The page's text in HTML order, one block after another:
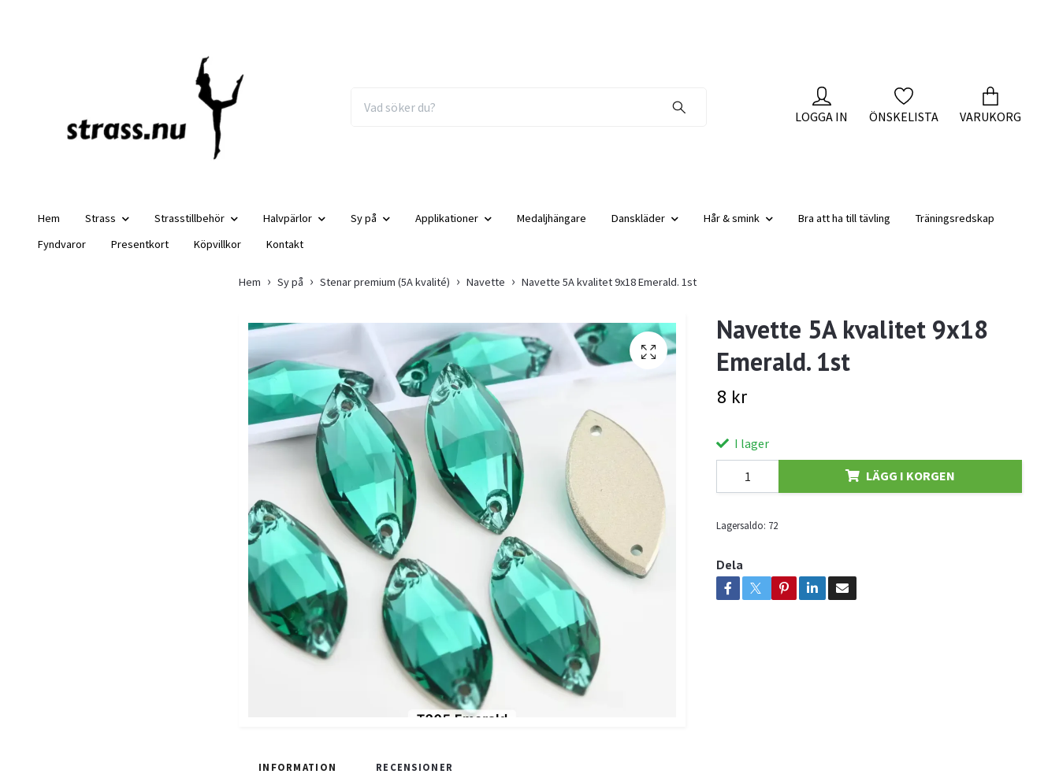
LOGGA IN ÖNSKELISTA VARUKORG
Hem Strass Strasstillbehör Halvpärlor Sy på Applikationer Medaljhängare Danskläder Hår & smink Bra att ha till tävling
Träningsredskap
Fyndvaror
Presentkort Köpvillkor Kontakt
Hem Sy på Stenar premium (5A kvalité) Navette Navette 5A kvalitet 9x18 Emerald. 1st
Navette 5A kvalitet 9x18
Emerald. 1st
8 kr
I lager
LÄGG I KORGEN
Lagersaldo: 72
Dela
INFORMATION RECENSIONER